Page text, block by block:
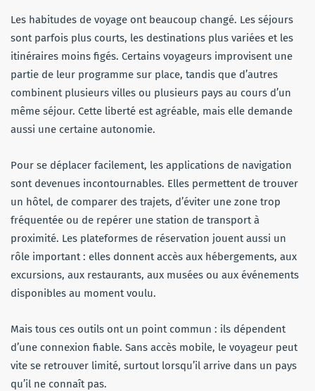
Les habitudes de voyage ont beaucoup changé. Les séjours
sont parfois plus courts, les destinations plus variées et les
itinéraires moins figés. Certains voyageurs improvisent une
partie de leur programme sur place, tandis que d’autres
combinent plusieurs villes ou plusieurs pays au cours d’un
même séjour. Cette liberté est agréable, mais elle demande
aussi une certaine autonomie.
Pour se déplacer facilement, les applications de navigation
sont devenues incontournables. Elles permettent de trouver
un hôtel, de comparer des trajets, d’éviter une zone trop
fréquentée ou de repérer une station de transport à
proximité. Les plateformes de réservation jouent aussi un
rôle important : elles donnent accès aux hébergements, aux
excursions, aux restaurants, aux musées ou aux événements
disponibles au moment voulu.
Mais tous ces outils ont un point commun : ils dépendent
d’une connexion fiable. Sans accès mobile, le voyageur peut
vite se retrouver limité, surtout lorsqu’il arrive dans un pays
qu’il ne connaît pas.